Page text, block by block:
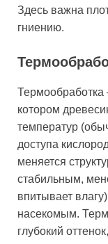
Здесь важна
гниению.
Термообработка
котором
температур
доступа
меняется
стабильным,
впитывает
насекомым.
глубокий